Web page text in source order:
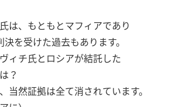
は、もともとマフィアであり
を受けた過去もあります。
ィチ氏とロシアが結託した
？
当然証拠は全て消されています。